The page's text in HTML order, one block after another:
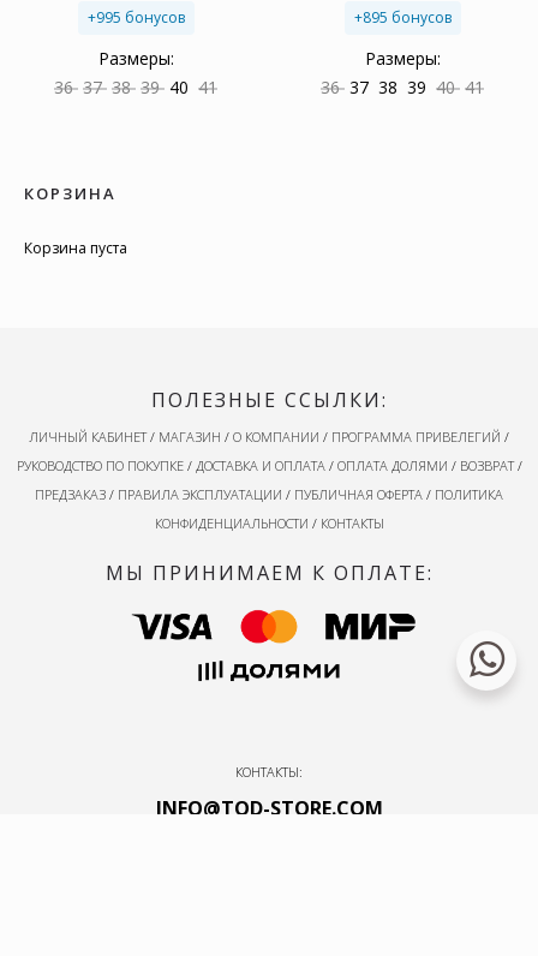
составляла
+995 бонусов
Размеры:
36 37 38 39 40 41
составляла
+895 бонусов
Размеры:
36 37 38 39 40 41
КОРЗИНА
Корзина пуста
ПОЛЕЗНЫЕ ССЫЛКИ:
ЛИЧНЫЙ КАБИНЕТ/ МАГАЗИН / О КОМПАНИИ / ПРОГРАММА ПРИВЕЛЕГИЙ /
РУКОВОДСТВО ПО ПОКУПКЕ/ ДОСТАВКА И ОПЛАТА/ ОПЛАТА ДОЛЯМИ / ВОЗВРАТ/
ПРЕДЗАКАЗ / ПРАВИЛА ЭКСПЛУАТАЦИИ / ПУБЛИЧНАЯ ОФЕРТА / ПОЛИТИКА
КОНФИДЕНЦИАЛЬНОСТИ / КОНТАКТЫ
МЫ ПРИНИМАЕМ К ОПЛАТЕ:
КОНТАКТЫ:
INFO@TOD-STORE.COM